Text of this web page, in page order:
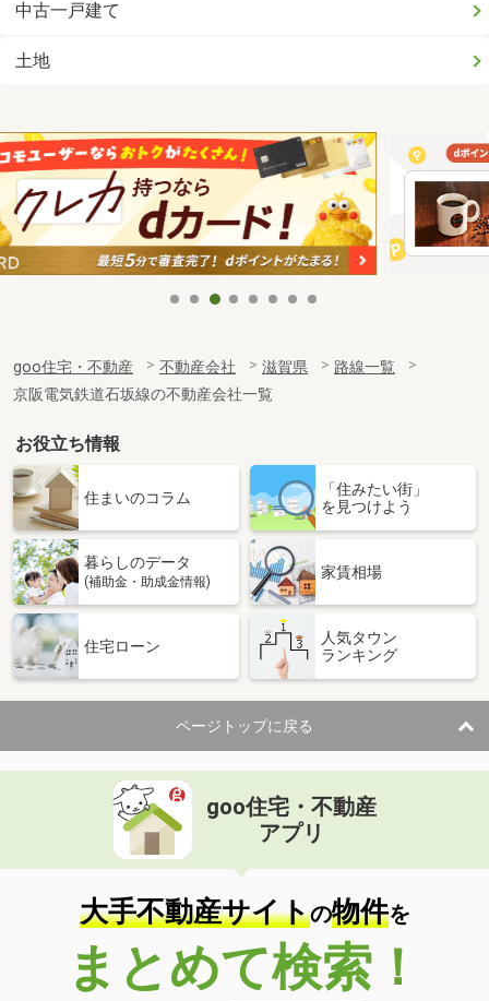
中古一戸建て
土地
goo住宅・不動産 不動産会社 滋賀県
路線一覧
京阪電気鉄道石坂線の不動産会社一覧
お役立ち情報
住まいのコラム
「住みたい街」
を見つけよう
暮らしのデータ
(補助金・助成金情報)
家賃相場
住宅ローン
人気タウン
ランキング
ページトップに戻る
goo住宅・不動産
アプリ
大手不動産サイトの物件を
まとめて検索！